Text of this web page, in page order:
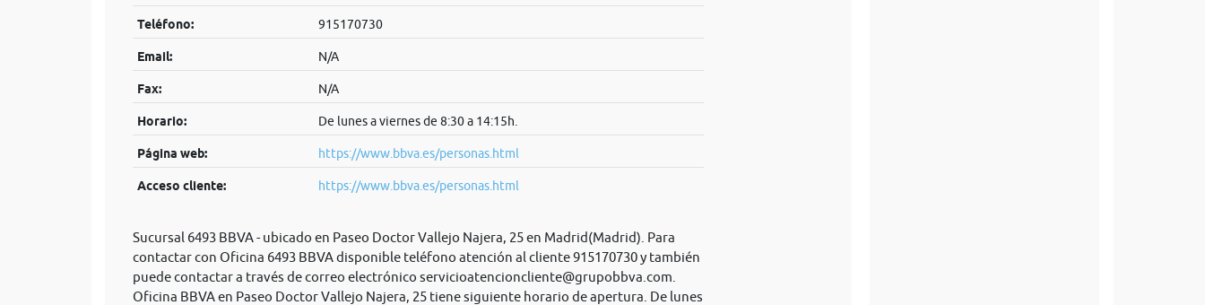
Teléfono: 915170730
Email: N/A
Fax: N/A
Horario: De lunes a viernes de 8:30 a 14:15h.
Página web: https://www.bbva.es/personas.html
Acceso cliente: https://www.bbva.es/personas.html
Sucursal 6493 BBVA - ubicado en Paseo Doctor Vallejo Najera, 25 en Madrid(Madrid). Para
contactar con Oficina 6493 BBVA disponible teléfono atención al cliente 915170730 y también
puede contactar a través de correo electrónico servicioatencioncliente@grupobbva.com
Oficina BBVA en Paseo Doctor Vallejo Najera, 25 tiene siguiente horario de apertura. De lunes